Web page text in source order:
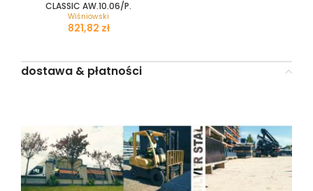
CLASSIC AW.10.06/P.
Wiśniowski
zł
dostawa & płatności